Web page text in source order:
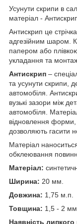
Усунути скрипи в
матеріал -
Антискрип це
адгезійним шаром.
папером або
укладання та
Антискрип –
та усунути скрипи,
автомобіля.
вузькі зазори між
автомобіля.
відновлення форми,
дозволяють гасити
Матеріал
обклеювання
Матеріал:
Ширина: 20 мм.
Довжина: 1,75 м.п.
Товщина: 1,5 - 2 мм.
Наявність